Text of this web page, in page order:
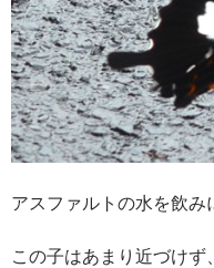
アスファルトの水を飲み
この子はあまり近づけ